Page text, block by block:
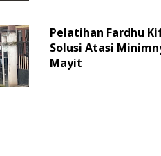
Pelatihan Fardhu
Solusi Atasi
Mayit